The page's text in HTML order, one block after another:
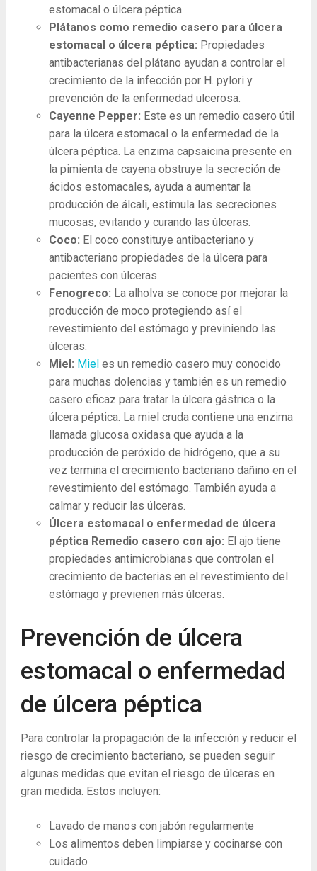
estomacal o úlcera péptica.
Plátanos como remedio casero para úlcera
estomacal o úlcera péptica: Propiedades
antibacterianas del plátano ayudan a controlar el
crecimiento de la infección por H. pylori y
prevención de la enfermedad ulcerosa.
Cayenne Pepper: Este es un remedio casero útil
para la úlcera estomacal o la enfermedad de la
úlcera péptica. La enzima capsaicina presente en
la pimienta de cayena obstruye la secreción de
ácidos estomacales, ayuda a aumentar la
producción de álcali, estimula las secreciones
mucosas, evitando y curando las úlceras.
Coco: El coco constituye antibacteriano y
antibacteriano propiedades de la úlcera para
pacientes con úlceras.
Fenogreco: La alholva se conoce por mejorar la
producción de moco protegiendo así el
revestimiento del estómago y previniendo las
úlceras.
Miel: Miel es un remedio casero muy conocido
para muchas dolencias y también es un remedio
casero eficaz para tratar la úlcera gástrica o la
úlcera péptica. La miel cruda contiene una enzima
llamada glucosa oxidasa que ayuda a la
producción de peróxido de hidrógeno, que a su
vez termina el crecimiento bacteriano dañino en el
revestimiento del estómago. También ayuda a
calmar y reducir las úlceras.
Úlcera estomacal o enfermedad de úlcera
péptica Remedio casero con ajo: El ajo tiene
propiedades antimicrobianas que controlan el
crecimiento de bacterias en el revestimiento del
estómago y previenen más úlceras.
Prevención de úlcera
estomacal o enfermedad
de úlcera péptica
Para controlar la propagación de la infección y reducir el
riesgo de crecimiento bacteriano, se pueden seguir
algunas medidas que evitan el riesgo de úlceras en
gran medida. Estos incluyen:
Lavado de manos con jabón regularmente
Los alimentos deben limpiarse y cocinarse con
cuidado